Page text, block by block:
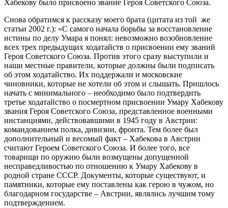
Хабекову было присвоено звание Героя Советского Союза.
Снова обратимся к рассказу моего брата (цитата из той же
статьи 2002 г.): «С самого начала борьбы за восстановление
истины по делу Умара я понял: невозможно возобновление
всех трех предыдущих ходатайств о присвоении ему званий
Героя Советского Союза. Против этого сразу выступили и
наши местные правители, которые должны были подписать
об этом ходатайство. Их поддержали и московские
чиновники, которые не хотели об этом и слышать. Пришлось
начать с минимального – необходимо было подтвердить
третье ходатайство о посмертном присвоении Умару Хабекову
звания Героя Советского Союза, представленное военными
инстанциями, действовавшими в 1945 году в Австрии:
командованием полка, дивизии, фронта. Тем более был
дополнительный и весомый факт – Хабекова в Австрии
считают Героем Советского Союза. И более того, все
товарищи по оружию были возмущены допущенной
несправедливостью по отношению к Умару Хабекову в
родной стране СССР. Документы, которые существуют, и
памятники, которые ему поставлены как герою в чужом, но
благодарном государстве – Австрии, являлись лучшим тому
подтверждением.